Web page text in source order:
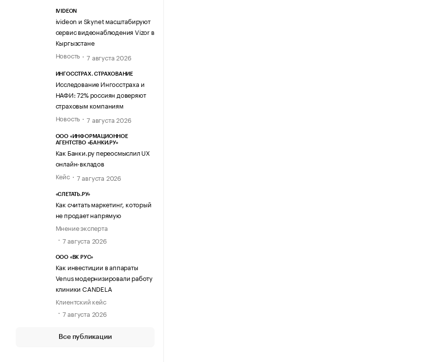
IVIDEON
ivideon и Skynet масштабируют
сервис видеонаблюдения Vizor в
Кыргызстане
Новость
7 августа 2026
ИНГОССТРАХ. СТРАХОВАНИЕ
Исследование Ингосстраха и
НАФИ: 72% россиян доверяют
страховым компаниям
Новость
7 августа 2026
ООО «ИНФОРМАЦИОННОЕ
АГЕНТСТВО «БАНКИ.РУ»
Как Банки.ру переосмыслил UX
онлайн-вкладов
Кейс
7 августа 2026
«СЛЕТАТЬ.РУ»
Как считать маркетинг, который
не продает напрямую
Мнение эксперта
7 августа 2026
ООО «ВК РУС»
Как инвестиции в аппараты
Venus модернизировали работу
клиники CANDELA
Клиентский кейс
7 августа 2026
Все публикации